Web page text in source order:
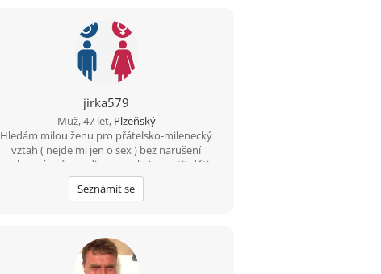
jirka579
Muž, 47 let, Plzeňský
Hledám milou ženu pro přátelsko-milenecký
vztah ( nejde mi jen o sex ) bez narušení
soukromí, mám rodinu a nechci opustit děti .
Prostě potřebuji utéct od stereotypu
Seznámit se